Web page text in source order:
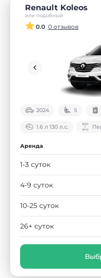
Renault Koleos
или подобный
0.0 0 отзывов
2024 5
1.6 л 130 л.с.
Аренда
1-3 суток
4-9 суток
10-25 суток
26+ суток